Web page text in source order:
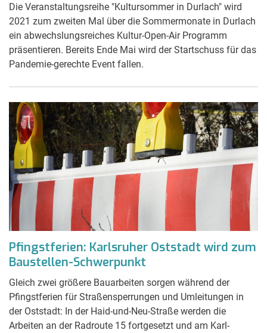
Die Veranstaltungsreihe "Kultursommer in Durlach" wird
2021 zum zweiten Mal über die Sommermonate in Durlach
ein abwechslungsreiches Kultur-Open-Air Programm
präsentieren. Bereits Ende Mai wird der Startschuss für das
Pandemie-gerechte Event fallen.
Pfingstferien: Karlsruher Oststadt wird zum
Baustellen-Schwerpunkt
Gleich zwei größere Bauarbeiten sorgen während der
Pfingstferien für Straßensperrungen und Umleitungen in
der Oststadt: In der Haid-und-Neu-Straße werden die
Arbeiten an der Radroute 15 fortgesetzt und am Karl-